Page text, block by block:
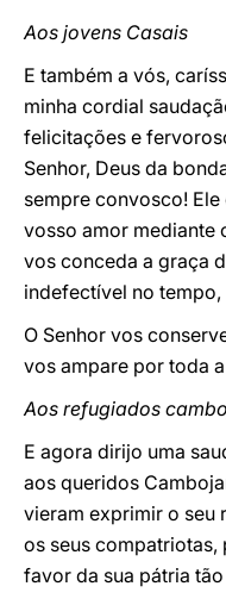
Aos jovens Casais
E também a vós,
minha cordial
felicitações e
Senhor, Deus da
sempre convosco!
vosso amor mediante
vos conceda a graça
indefectível no tempo,
O Senhor vos
vos ampare por toda
Aos refugiados
E agora dirijo uma
aos queridos
vieram exprimir o seu
os seus compatriotas,
favor da sua pátria